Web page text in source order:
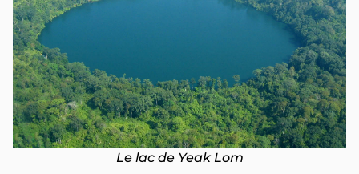
Le lac de Yeak Lom